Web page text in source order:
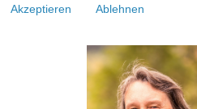
Akzeptieren Ablehnen